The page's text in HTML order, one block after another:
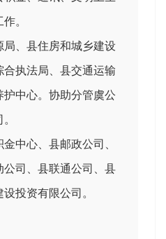
。
、县住房和城乡建设
合执法局、县交通运输
护中心。协助分管虞公
心、县邮政公司、
司、县联通公司、县
投资有限公司。